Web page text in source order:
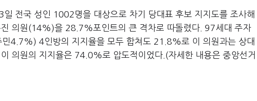
전국 성인 1002명을 대상으로 차기 당대표 후보 지지도를 조사해
의원(14%)을 28.7%포인트의 큰 격차로 따돌렸다. 97세대 주자
4.7%) 4인방의 지지율을 모두 합쳐도 21.8%로 이 의원과는 상대
의원의 지지율은 74.0%로 압도적이었다.(자세한 내용은 중앙선거